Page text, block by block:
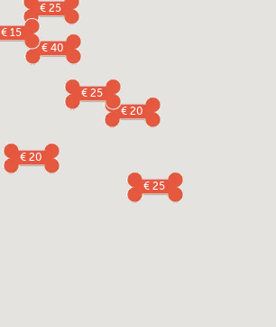
€ 25
€ 20
€ 20
€ 40
€ 25
€ 15
€ 25